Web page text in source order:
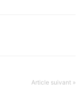
Article suivant »